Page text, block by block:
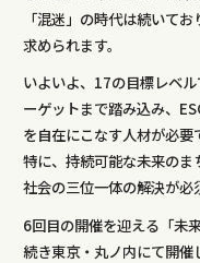
「混迷」の時代は続いて
求められます。
いよいよ、17の目標レベ
ーゲットまで踏み込み、
を自在にこなす人材が必要
特に、持続可能な未来のま
社会の三位一体の解決が必
6回目の開催を迎える「未
続き東京・丸ノ内にて開催